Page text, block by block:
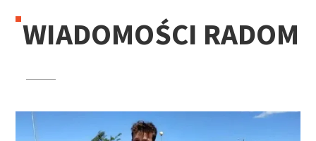
WIADOMOŚCI RADOM